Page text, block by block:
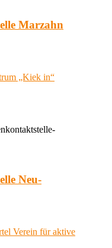
Marzahn
„Kiek in“
Neu-
Verein für aktive